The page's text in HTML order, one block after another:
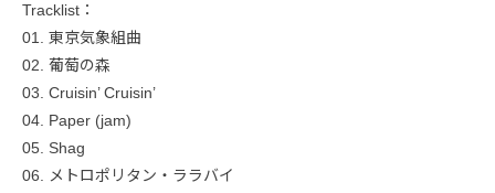
Tracklist：
01. 東京気象組曲
02. 葡萄の森
03. Cruisin’ Cruisin’
04. Paper (jam)
05. Shag
06. メトロポリタン・ララバイ